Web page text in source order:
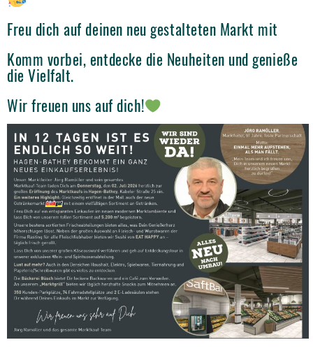
Freu dich auf deinen neu gestalteten Markt mit
Komm vorbei, entdecke die Neuheiten und genieße
die Vielfalt.
Wir freuen uns auf dich!